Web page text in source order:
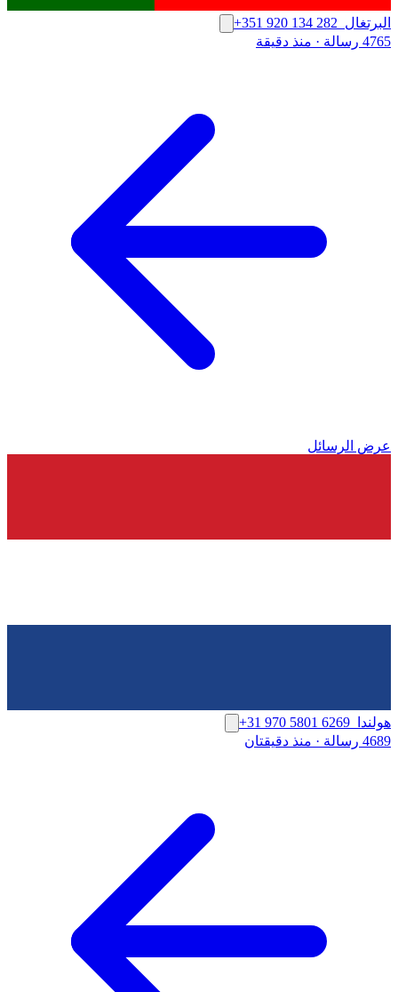
البرتغال +351 920 134 282
4765 رسالة
· منذ دقيقة
عرض الرسائل
هولندا
+31 970 5801 6269
4689 رسالة
· منذ دقيقتان